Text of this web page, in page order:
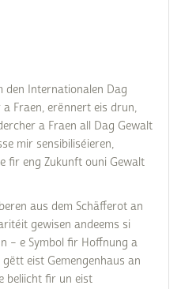
den Internationalen Dag
Fraen, erënnert eis drun,
a Fraen all Dag Gewalt
mir sensibiliséieren,
fir eng Zukunft ouni Gewalt
aus dem Schäfferot an
gewisen andeems si
– e Symbol fir Hoffnung a
gëtt eist Gemengenhaus an
beliicht fir un eist